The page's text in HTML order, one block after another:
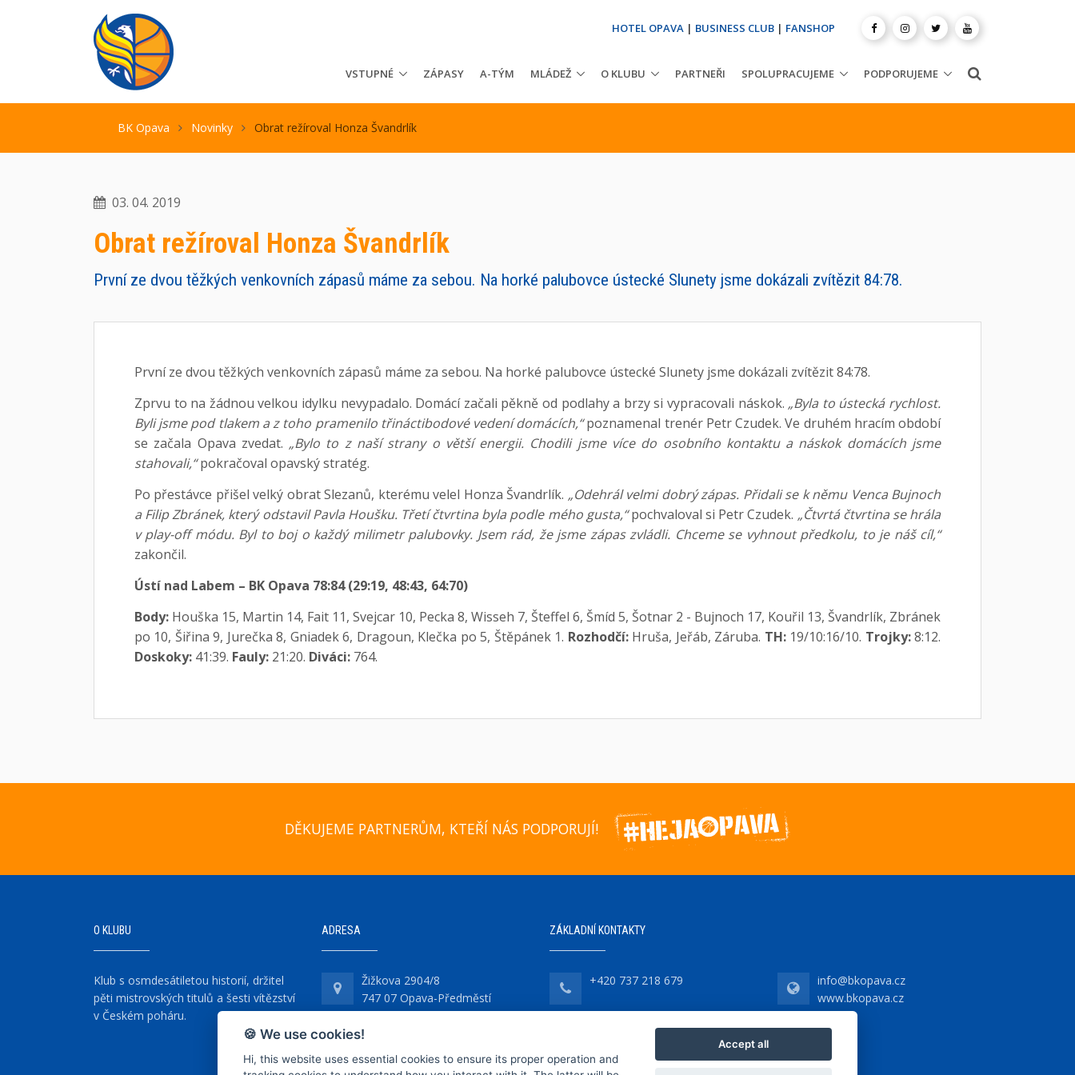
HOTEL OPAVA | BUSINESS CLUB | FANSHOP
VSTUPNÉ ZÁPASY A-TÝM MLÁDEŽ O KLUBU PARTNEŘI SPOLUPRACUJEME PODPORUJEME
BK Opava Novinky Obrat režíroval Honza Švandrlík
03. 04. 2019
Obrat režíroval Honza Švandrlík
První ze dvou těžkých venkovních zápasů máme za sebou. Na horké palubovce ústecké Slunety jsme dokázali zvítězit 84:78.
První ze dvou těžkých venkovních zápasů máme za sebou. Na horké palubovce ústecké Slunety jsme dokázali zvítězit 84:78.
Zprvu to na žádnou velkou idylku nevypadalo. Domácí začali pěkně od podlahy a brzy si vypracovali náskok. „Byla to ústecká rychlost.
Byli jsme pod tlakem a z toho pramenilo třináctibodové vedení domácích,“poznamenal trenér Petr Czudek. Ve druhém hracím období
se začala Opava zvedat. „Bylo to z naší strany o větší energii. Chodili jsme více do osobního kontaktu a náskok domácích jsme
stahovali,“pokračoval opavský stratég.
Po přestávce přišel velký obrat Slezanů, kterému velel Honza Švandrlík. „Odehrál velmi dobrý zápas. Přidali se k němu Venca Bujnoch
a Filip Zbránek, který odstavil Pavla Houšku. Třetí čtvrtina byla podle mého gusta,“pochvaloval si Petr Czudek. „Čtvrtá čtvrtina se hrála
v play-off módu. Byl to boj o každý milimetr palubovky. Jsem rád, že jsme zápas zvládli. Chceme se vyhnout předkolu, to je náš cíl,“
zakončil.
Ústí nad Labem – BK Opava 78:84 (29:19, 48:43, 64:70)
Body: Houška 15, Martin 14, Fait 11, Svejcar 10, Pecka 8, Wisseh 7, Šteffel 6, Šmíd 5, Šotnar 2 - Bujnoch 17, Kouřil 13, Švandrlík, Zbránek
po 10, Šiřina 9, Jurečka 8, Gniadek 6, Dragoun, Klečka po 5, Štěpánek 1. Rozhodčí:Hruša, Jeřáb, Záruba. TH:19/10:16/10. Trojky:8:12.
Doskoky: 41:39. Fauly: 21:20. Diváci: 764.
DĚKUJEME PARTNERŮM, KTEŘÍ NÁS PODPORUJÍ!
O KLUBU
Klub s osmdesátiletou historií, držitel
pěti mistrovských titulů a šesti vítězství
v Českém poháru.
ADRESA
Žižkova 2904/8
747 07 Opava-Předměstí
ZÁKLADNÍ KONTAKTY
+420 737 218 679
info@bkopava.cz
www.bkopava.cz
🍪 We use cookies!
Hi, this website uses essential cookies to ensure its proper operation and
Accept all